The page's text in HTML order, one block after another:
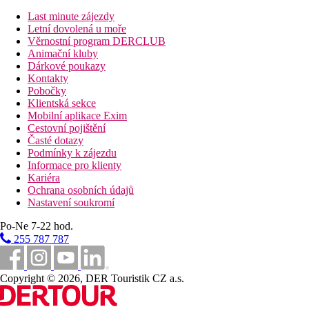
Dvoulůžkový pokoj, Superior, Boční výhled na moře
Dvoulůžkový pokoj, Superior, Výhled moře
Dvoulůžkový pokoj, Superior, Sea front
Dvoulůžkový pokoj, Superior, Souromý bazén:
Junior Suite, Výhled zahrada:
Popis hotelu
vstupní hala s recepcí
hlavní restaurace
restaurace s obsluhou
hlavní bar
bar u bazénu
plážový bar
TV koutek
bazén (lehátka, slunečníky a osušky zdarma)
dětský bazén
minimarket
miniklub (pro děti 4–12 let)
Popis pláže
písčitá
lehátka, slunečníky a osušky zdarma
Strava
Polopenze:
Last minute zájezdy
Letní dovolená u moře
Věrnostní program DERCLUB
Animační kluby
Dárkové poukazy
Kontakty
Pobočky
Klientská sekce
Mobilní aplikace Exim
Cestovní pojištění
Časté dotazy
Podmínky k zájezdu
Informace pro klienty
Kariéra
Ochrana osobních údajů
Nastavení soukromí
Po-Ne 7-22 hod.
255 787 787
Copyright © 2026, DER Touristik CZ a.s.